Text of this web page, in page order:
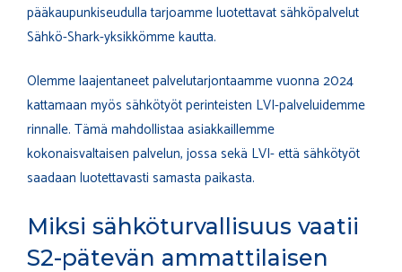
pääkaupunkiseudulla tarjoamme luotettavat sähköpalvelut
Sähkö-Shark-yksikkömme kautta.
Olemme laajentaneet palvelutarjontaamme vuonna 2024
kattamaan myös sähkötyöt perinteisten LVI-palveluidemme
rinnalle. Tämä mahdollistaa asiakkaillemme
kokonaisvaltaisen palvelun, jossa sekä LVI- että sähkötyöt
saadaan luotettavasti samasta paikasta.
Miksi sähköturvallisuus vaatii
S2-pätevän ammattilaisen